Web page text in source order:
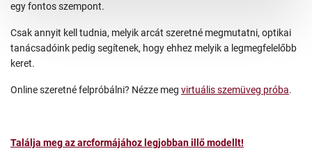
egy fontos szempont.
Csak annyit kell tudnia, melyik arcát szeretné megmutatni, optikai
tanácsadóink pedig segítenek, hogy ehhez melyik a legmegfelelőbb
keret.
Online szeretné felpróbálni? Nézze meg virtuális szemüveg próba.
Találja meg az arcformájához legjobban illő modellt!